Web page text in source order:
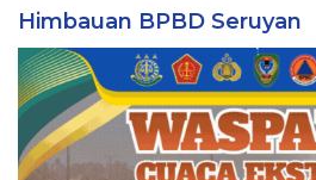
Himbauan BPBD Seruyan